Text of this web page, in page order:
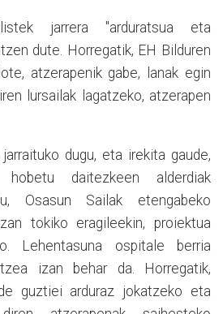
jarrera "arduratsua eta
dute. Horregatik, EH Bilduren
atzerapenik gabe, lanak egin
lursailak lagatzeko, atzerapen
dugu, eta irekita gaude,
hobetu daitezkeen alderdiak
Osasun Sailak etengabeko
tokiko eragileekin, proiektua
Lehentasuna ospitale berria
izan behar da. Horregatik,
guztiei arduraz jokatzeko eta